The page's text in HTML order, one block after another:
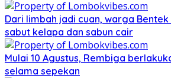
Dari limbah jadi cuan, warga
sabut kelapa dan sabun cair
Mulai 10 Agustus, Rembiga
selama sepekan